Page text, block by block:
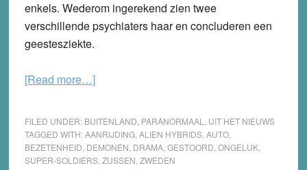
enkels. Wederom ingerekend zien twee
verschillende psychiaters haar en concluderen een
geestesziekte.
[Read more…]about
door
mind-
FILED UNDER: BUITENLAND PARANORMAAL
UIT HET NIEUWS
TAGGED WITH:AANRIJDING, ALIEN HYBRIDS, AUTO,
BEZETENHEID DEMONEN DRAMA, GESTOORD ONGELUK,
SUPER-SOLDIERS, ZUSSEN ZWEDEN